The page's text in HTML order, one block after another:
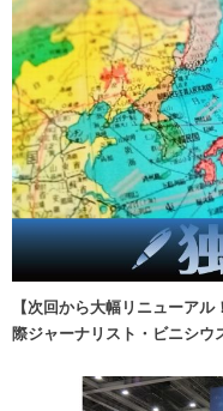
【次回から大幅リニューア
際ジャーナリスト・ビニシウ